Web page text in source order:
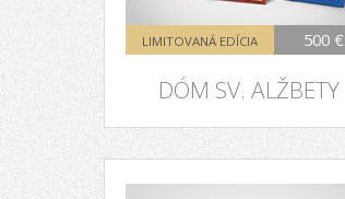
LIMITOVANÁ EDÍCIA 500 €
DÓM SV. ALŽBETY